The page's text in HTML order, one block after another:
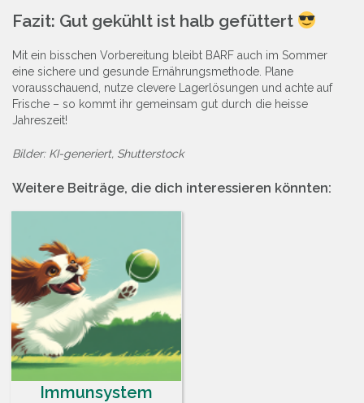
Fazit: Gut gekühlt ist halb gefüttert
Mit ein bisschen Vorbereitung bleibt BARF auch im Sommer
eine sichere und gesunde Ernährungsmethode. Plane
vorausschauend, nutze clevere Lagerlösungen und achte auf
Frische – so kommt ihr gemeinsam gut durch die heisse
Jahreszeit!
Bilder: KI-generiert, Shutterstock
Weitere Beiträge, die dich interessieren könnten:
Immunsystem